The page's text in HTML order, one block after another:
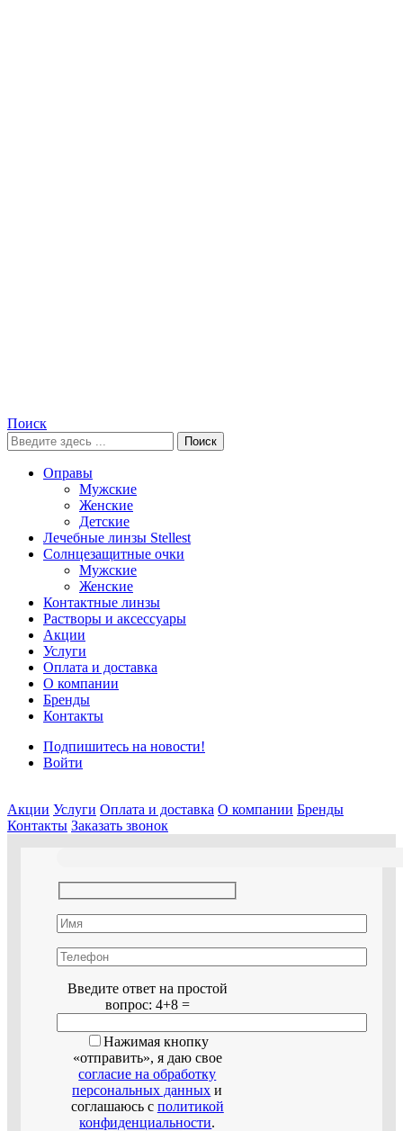
Поиск
Поиск
Оправы
Мужские
Женские
Детские
Лечебные линзы Stellest
Солнцезащитные очки
Мужские
Женские
Контактные линзы
Растворы и аксессуары
Акции
Услуги
Оплата и доставка
О компании
Бренды
Контакты
Подпишитесь на новости!
Войти
Акции Услуги Оплата и доставка О компании Бренды
Контакты Заказать звонок
Введите ответ на простой
вопрос: 4+8 =
Нажимая кнопку
«отправить», я даю свое
согласие на обработку
персональных данных и
соглашаюсь с политикой
конфиденциальности.